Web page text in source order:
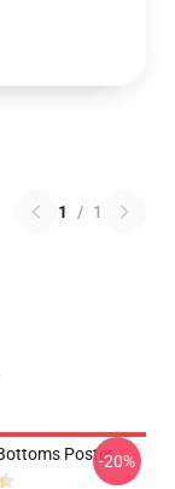
1 / 1
Poster-20%